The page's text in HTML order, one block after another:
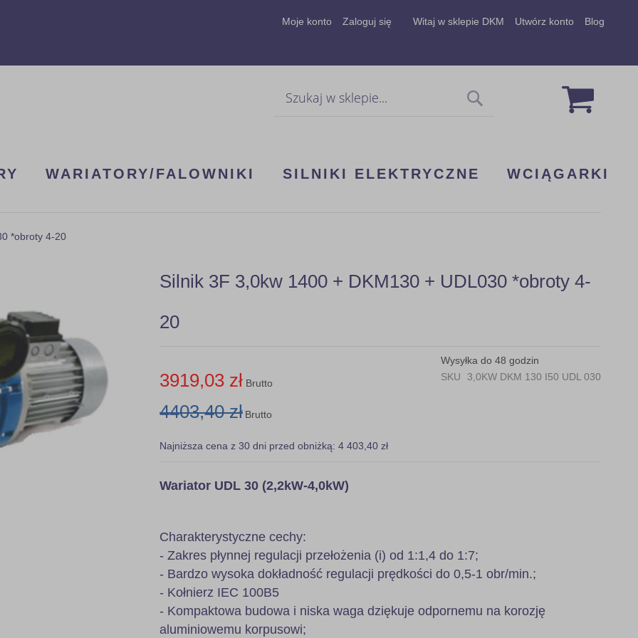
Moje konto Zaloguj się Witaj w sklepie DKM Utwórz konto Blog
Mój
WARIATORY/FALOWNIKI SILNIKI ELEKTRYCZNE WCIĄGARKI
*obroty 4-20
Silnik 3F 3,0kw 1400 + DKM130 + UDL030 *obroty 4-
20
Wysyłka do 48 godzin
SKU
3,0KW DKM 130 I50 UDL 030
3919,03 zł Brutto
4403,40 zł Brutto
Najniższa cena z 30 dni przed obniżką: 4 403,40 zł
Wariator UDL 30 (2,2kW-4,0kW)
Charakterystyczne cechy:
- Zakres płynnej regulacji przełożenia (i) od 1:1,4 do 1:7;
- Bardzo wysoka dokładność regulacji prędkości do 0,5-1 obr/min.;
- Kołnierz IEC 100B5
- Kompaktowa budowa i niska waga dziękuje odpornemu na korozję
aluminiowemu korpusowi;